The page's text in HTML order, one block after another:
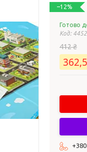
–12%
Готово
Код:
412 ₴